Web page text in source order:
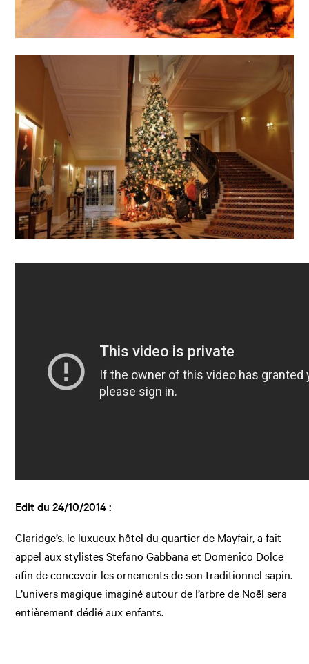
Edit du 24/10/2014 :
Claridge’s, le luxueux hôtel du quartier de Mayfair, a fait
appel aux stylistes Stefano Gabbana et Domenico Dolce
afin de concevoir les ornements de son traditionnel sapin.
L’univers magique imaginé autour de l’arbre de Noël sera
entièrement dédié aux enfants.